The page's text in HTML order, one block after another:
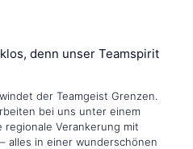
denn unser Teamspirit
der Teamgeist Grenzen.
bei uns unter einem
Verankerung mit
alles in einer wunderschönen